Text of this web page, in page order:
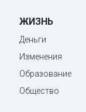
ЖИЗНЬ
Деньги
Изменения
Образование
Общество